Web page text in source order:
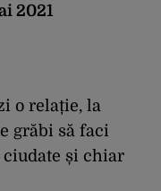
2021
o relație, la
grăbi să faci
ciudate și chiar